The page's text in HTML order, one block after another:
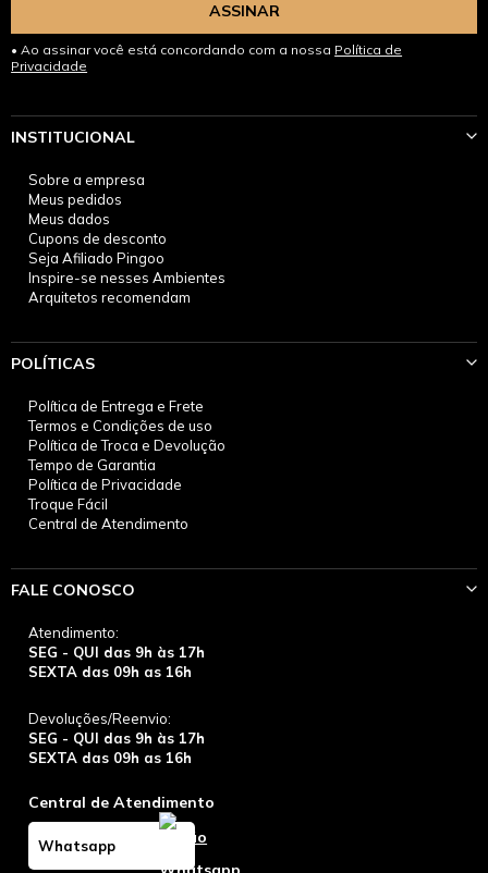
ASSINAR
Ao assinar você está concordando com a nossa Política de
Privacidade
INSTITUCIONAL
Sobre a empresa
Meus pedidos
Meus dados
Cupons de desconto
Seja Afiliado Pingoo
Inspire-se nesses Ambientes
Arquitetos recomendam
POLÍTICAS
Política de Entrega e Frete
Termos e Condições de uso
Política de Troca e Devolução
Tempo de Garantia
Política de Privacidade
Troque Fácil
Central de Atendimento
FALE CONOSCO
Atendimento:
SEG - QUI das 9h às 17h
SEXTA das 09h as 16h
Devoluções/Reenvio:
SEG - QUI das 9h às 17h
SEXTA das 09h as 16h
Central de Atendimento
Whatsapp